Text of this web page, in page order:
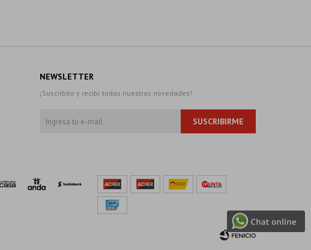
NEWSLETTER
¡Suscribite y recibí todas nuestras novedades!
SUSCRIBIRME